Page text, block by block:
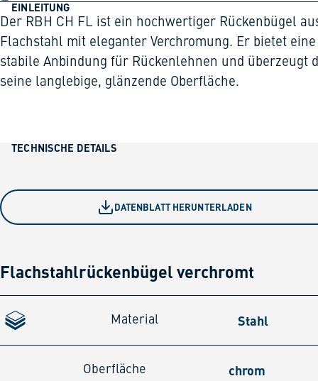
EINLEITUNG
Der RBH CH FL ist ein hochwertiger Rückenbügel
Flachstahl mit eleganter Verchromung. Er bietet eine
stabile Anbindung für Rückenlehnen und überzeugt
seine langlebige, glänzende Oberfläche.
TECHNISCHE DETAILS
DATENBLATT HERUNTERLADEN
Flachstahlrückenbügel verchromt
Material Stahl
Oberfläche chrom